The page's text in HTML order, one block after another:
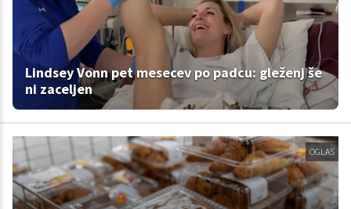
Lindsey Vonn pet mesecev po padcu: gleženj še
ni zaceljen
OGLAS